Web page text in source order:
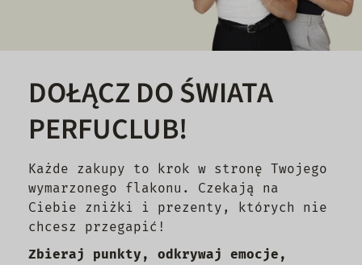
DOŁĄCZ DO ŚWIATA
PERFUCLUB!
Każde zakupy to krok w stronę Twojego
wymarzonego flakonu. Czekają na
Ciebie zniżki i prezenty, których nie
chcesz przegapić!
Zbieraj punkty, odkrywaj emocje,